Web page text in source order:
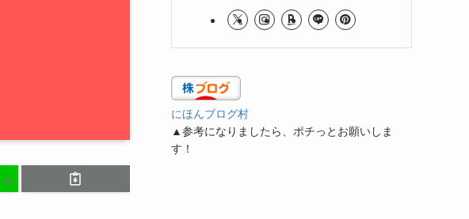
にほんブログ村
▲参考になりましたら、ポチっとお願いしま
す！